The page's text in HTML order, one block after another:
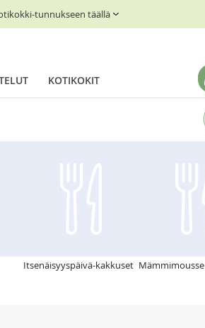
tunnukseen täällä
KOTIKOKIT
Itsenäisyyspäivä-kakkuset Mämmimousse